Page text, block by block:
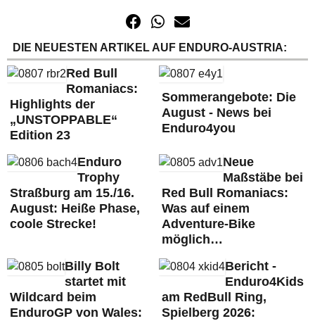
DIE NEUESTEN ARTIKEL AUF ENDURO-AUSTRIA:
Red Bull
Romaniacs:
Highlights der
„UNSTOPPABLE“
Edition 23
Sommerangebote: Die
August - News bei
Enduro4you
Enduro
Trophy
Straßburg am 15./16.
August: Heiße Phase,
coole Strecke!
Neue
Maßstäbe bei
Red Bull Romaniacs:
Was auf einem
Adventure-Bike
möglich…
Billy Bolt
startet mit
Wildcard beim
EnduroGP von Wales:
Bericht -
Enduro4Kids
am RedBull Ring,
Spielberg 2026: